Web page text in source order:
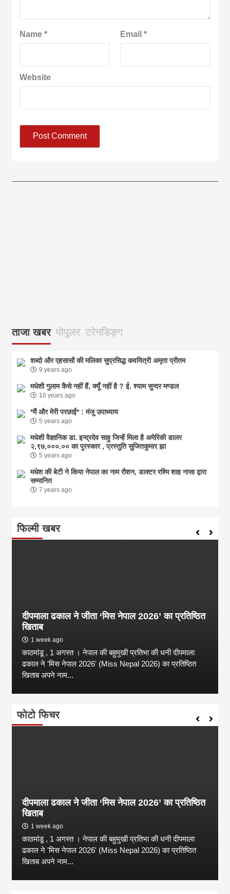
Name* Email *
Website
ताजा खबर पोपुलर टरेनडिङ्ग
शब्दो और एहसासों की मलिका सुप्रसिद्ध कवयित्री अमृता प्रीतम
9 years ago
मधेशी गुलाम कैसे नहीं हैं, क्यूँ नहीं है ? ई. श्याम सुन्दर मण्डल
10 years ago
*मैं और मेरी परछाईं* : मंजू उपाध्याय
5 years ago
मधेशी वैज्ञानिक डा. इन्द्रदेव साहु जिन्हें मिला है अमेरिकी डालर
२,९७,०००.०० का पुरस्कार , प्रस्तुति सुजितकुमार झा
5 years ago
मधेश की बेटी ने किया नेपाल का नाम राैशन, डाक्टर रश्मि शाह नासा द्वारा
सम्मानित
7 years ago
फिल्मी खबर
दीपमाला ढकाल ने जीता ‘मिस नेपाल 2026’ का प्रतिष्ठित
खिताब
1 week ago
काठमांडू , 1 अगस्त । नेपाल की बहुमुखी प्रतिभा की धनी दीपमाला
ढकाल ने 'मिस नेपाल 2026' (Miss Nepal 2026) का प्रतिष्ठित
खिताब अपने नाम...
फोटो फिचर
दीपमाला ढकाल ने जीता ‘मिस नेपाल 2026’ का प्रतिष्ठित
खिताब
1 week ago
काठमांडू , 1 अगस्त । नेपाल की बहुमुखी प्रतिभा की धनी दीपमाला
ढकाल ने 'मिस नेपाल 2026' (Miss Nepal 2026) का प्रतिष्ठित
खिताब अपने नाम...